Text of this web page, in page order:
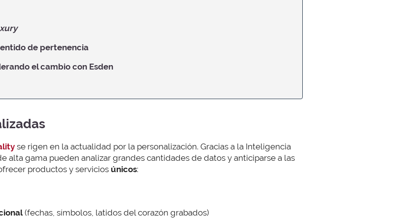
de pertenencia
el cambio con Esden
se rigen en la actualidad por la personalización. Gracias a la Inteligencia
alta gama pueden analizar grandes cantidades de datos y anticiparse a las
productos y servicios únicos:
(fechas, símbolos, latidos del corazón grabados)